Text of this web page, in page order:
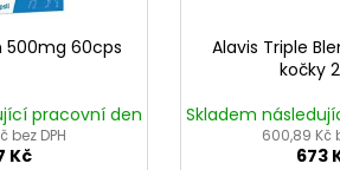
500mg 60cps
pracovní den
bez DPH
Kč
Alavis Triple
kočky
Skladem
600,89 Kč
673